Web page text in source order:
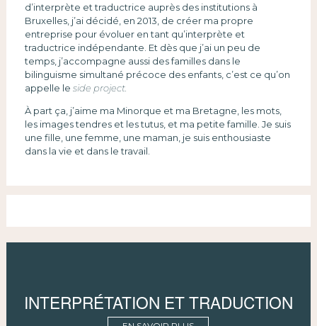
d’interprète et traductrice auprès des institutions à
Bruxelles, j’ai décidé, en 2013, de créer ma propre
entreprise pour évoluer en tant qu’interprète et
traductrice indépendante. Et dès que j’ai un peu de
temps, j’accompagne aussi des familles dans le
bilinguisme simultané précoce des enfants, c’est ce qu’on
appelle le side project.
À part ça, j’aime ma Minorque et ma Bretagne, les mots,
les images tendres et les tutus, et ma petite famille. Je suis
une fille, une femme, une maman, je suis enthousiaste
dans la vie et dans le travail.
INTERPRÉTATION ET TRADUCTION